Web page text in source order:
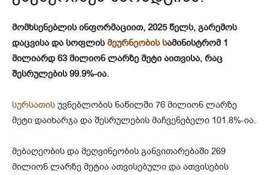
მომხსენებლის ინფორმაციით, 2025 წელს, გარემოს
დაცვისა და სოფლისმეურნეობის სამინისტრომ 1
მილიარდ 63 მილიონ ლარზე მეტი აითვისა, რაც
შესრულების 99.9%-ია.
სურსათის უვნებლობის ნაწილში 76 მილიონ ლარზე
მეტი დაიხარჯა და შესრულების მაჩვენებელი 101.8%-ია.
მებაღეობის და მეღვინეობის განვითარებაში 269
მილიონ ლარზე მეტია ათვისებული და ათვისების